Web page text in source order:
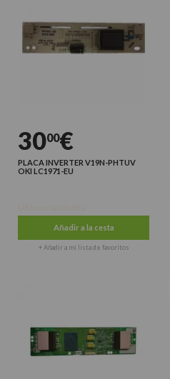
3000€
PLACA INVERTER V19N-PHTUV
OKI LC1971-EU
Añadir a la cesta
+ Añadir a mi lista de favoritos